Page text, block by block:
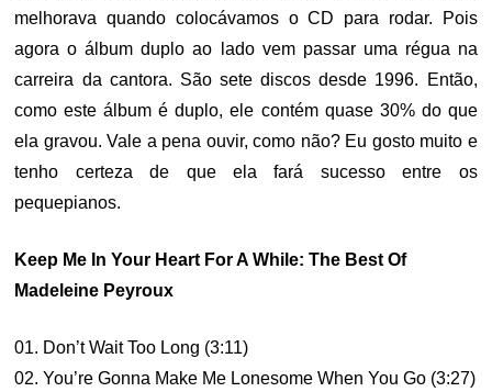
melhorava quando colocávamos o CD para rodar. Pois
agora o álbum duplo ao lado vem passar uma régua na
carreira da cantora. São sete discos desde 1996. Então,
como este álbum é duplo, ele contém quase 30% do que
ela gravou. Vale a pena ouvir, como não? Eu gosto muito e
tenho certeza de que ela fará sucesso entre os
pequepianos.
Keep Me In Your Heart For A While: The Best Of
Madeleine Peyroux
01. Don’t Wait Too Long (3:11)
02. You’re Gonna Make Me Lonesome When You Go (3:27)